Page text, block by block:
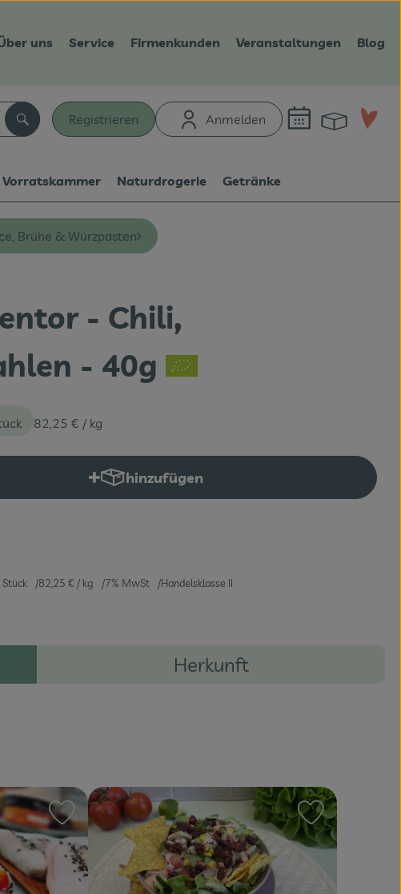
uns Service Firmenkunden Veranstaltungen Blog
Registrieren Anmelden
Suchen
Vorratskammer Naturdrogerie Getränke
Brühe & Würzpasten
- Chili,
- 40g
82,25 € / kg
hinzufügen
Produkt zum Warenkorb hinzufügen
Stück 82,25 € / kg 7% MwSt Handelsklasse II
Herkunft
Rezept zu Favouriten hinzufügen Rezept zu